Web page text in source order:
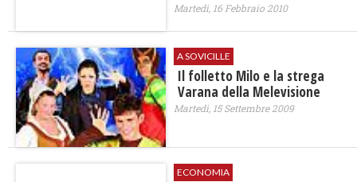
Martedì, 16 Febbraio 2010
A SOVICILLE
Il folletto Milo e la strega
Varana della Melevisione
Martedì, 15 Settembre 2009
ECONOMIA